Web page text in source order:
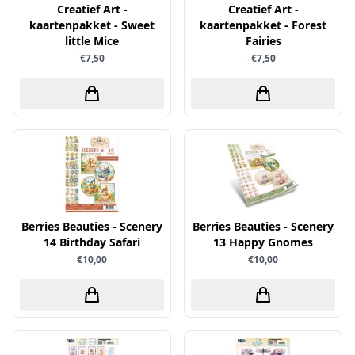
Canvas
Die Cuts
Pan Pastel
Potloden
Workshop
Hobbydots
HobbyFun
Hobbyzine
Jalekro
Jeanines Art
JeJe
Joy & Noor
Juffrouw Muis
Lapland knipvel
Lawn Fawn
Lisa Horton - Crafts
schudmateriaal
Scrappapier
Shiny details
Specialties
Stickers
Tekst, letters & cijfers
Tijdschrift
Tools
Washi - tape
Creatief Art -
kaartenpakket - Sweet
little Mice
€7,50
Creatief Art -
kaartenpakket - Forest
Fairies
€7,50
Berries Beauties - Scenery
14 Birthday Safari
€10,00
Berries Beauties - Scenery
13 Happy Gnomes
€10,00